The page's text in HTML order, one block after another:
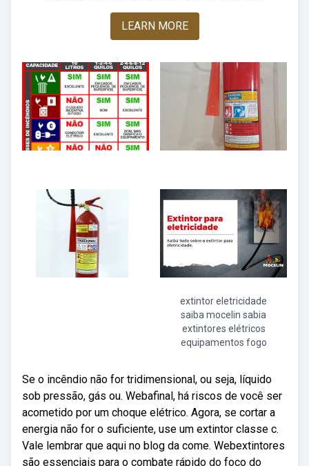
LEARN MORE
extintor eletricidade
saiba mocelin sabia
extintores elétricos
equipamentos fogo
Se o incêndio não for tridimensional, ou seja, líquido
sob pressão, gás ou. Webafinal, há riscos de você ser
acometido por um choque elétrico. Agora, se cortar a
energia não for o suficiente, use um extintor classe c.
Vale lembrar que aqui no blog da come. Webextintores
são essenciais para o combate rápido do foco do